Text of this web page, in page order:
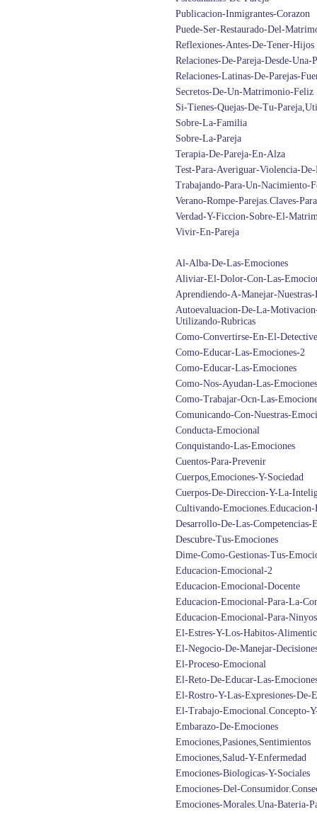
Publicacion-Inmigrantes-Corazon
Puede-Ser-Restaurado-Del-
Reflexiones-Antes-De-Tener-Hijos
Relaciones-De-Pareja-Desde-Una-
Relaciones-Latinas-De-Parejas-
Secretos-De-Un-Matrimonio-Feliz
Si-Tienes-Quejas-De-Tu-
Sobre-La-Familia
Sobre-La-Pareja
Terapia-De-Pareja-En-Alza
Test-Para-Averiguar-Violencia-De-
Trabajando-Para-Un-Nacimiento-
Verano-Rompe-Parejas.Claves-
Verdad-Y-Ficcion-Sobre-El-
Vivir-En-Pareja
Al-Alba-De-Las-Emociones
Aliviar-El-Dolor-Con-Las-
Aprendiendo-A-Manejar-
Autoevaluacion-De-La-
Utilizando-Rubricas
Como-Convertirse-En-El-
Como-Educar-Las-Emociones-2
Como-Educar-Las-Emociones
Como-Nos-Ayudan-Las-
Como-Trabajar-Ocn-Las-
Comunicando-Con-Nuestras-
Conducta-Emocional
Conquistando-Las-Emociones
Cuentos-Para-Prevenir
Cuerpos,Emociones-Y-Sociedad
Cuerpos-De-Direccion-Y-La-
Cultivando-
Desarrollo-De-Las-
Descubre-Tus-Emociones
Dime-Como-Gestionas-Tus-
Educacion-Emocional-2
Educacion-Emocional-Docente
Educacion-Emocional-Para-La-
Educacion-Emocional-Para-
El-Estres-Y-Los-Habitos-
El-Negocio-De-Manejar-
El-Proceso-Emocional
El-Reto-De-Educar-Las-
El-Rostro-Y-Las-Expresiones-De-
El-Trabajo-Emocional.Concepto-
Embarazo-De-Emociones
Emociones,Pasiones,Sentimientos
Emociones,Salud-Y-Enfermedad
Emociones-Biologicas-Y-Sociales
Emociones-Del-
Emociones-Morales.Una-Bateria-